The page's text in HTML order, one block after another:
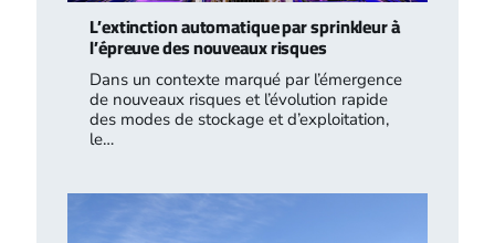
L’extinction automatique par sprinkleur à
l’épreuve des nouveaux risques
Dans un contexte marqué par l’émergence
de nouveaux risques et l’évolution rapide
des modes de stockage et d’exploitation,
le…